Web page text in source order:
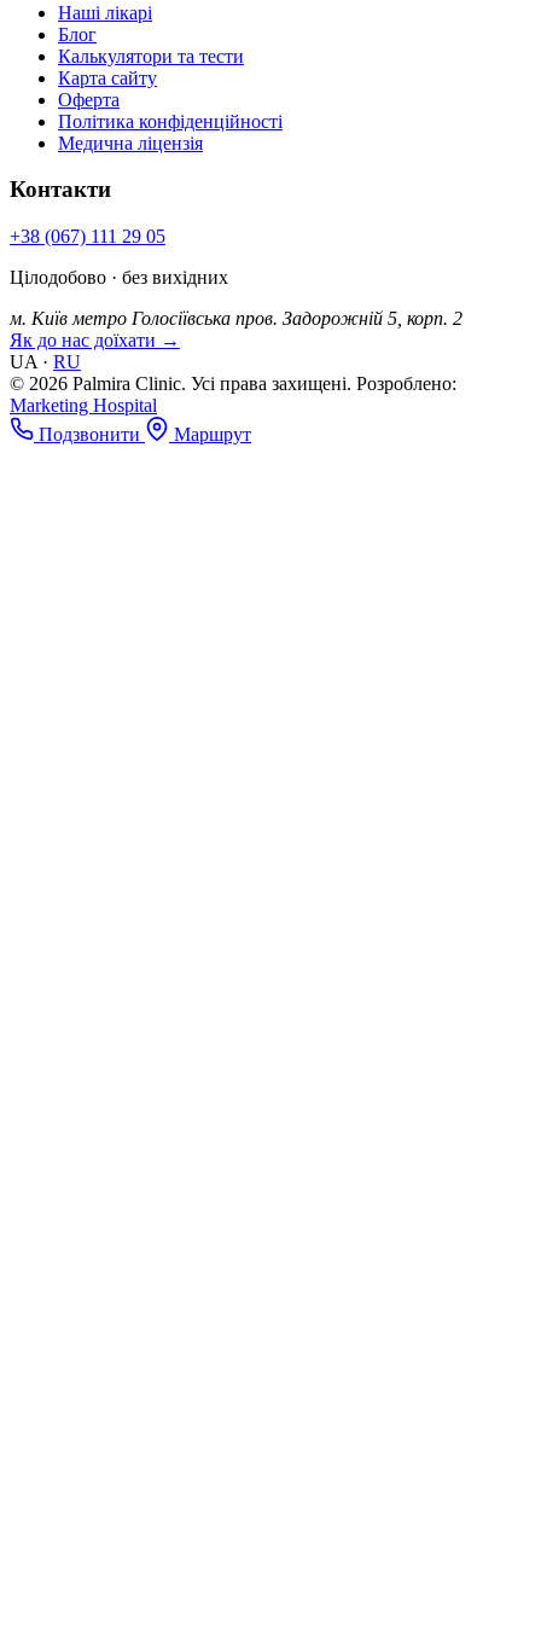
Наші лікарі
Блог
Калькулятори та тести
Карта сайту
Оферта
Політика конфіденційності
Медична ліцензія
Контакти
+38 (067) 111 29 05
Цілодобово · без вихідних
м. Київ метро Голосіївська пров. Задорожній 5, корп. 2
Як до нас доїхати →
UA · RU
© 2026 Palmira Clinic. Усі права захищені. Розроблено:
Marketing Hospital
Подзвонити
Маршрут